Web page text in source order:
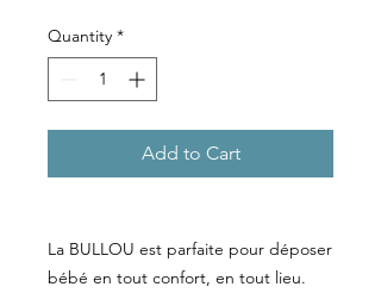
Quantity *
Add to Cart
La BULLOU est parfaite pour déposer
bébé en tout confort, en tout lieu.